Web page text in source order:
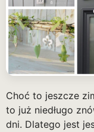
Choć to jeszcze
to już niedługo
dni. Dlatego jest